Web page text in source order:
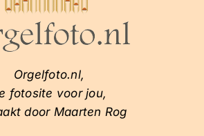
Orgelfoto.nl,
fotosite voor jou,
door Maarten Rog